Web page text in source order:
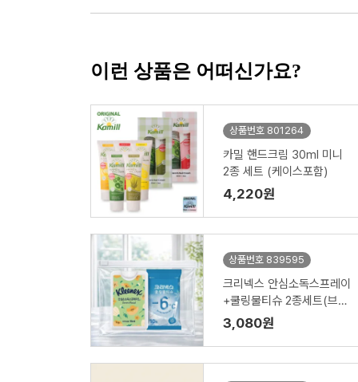
이런 상품은 어떠신가요?
상품번호 801264
카밀 핸드크림 30ml 미니
2종 세트 (케이스포함)
4,220원
상품번호 839595
크리넥스 안심소독스프레이
+쿨링물티슈 2종세트(브생
건 지퍼백)
3,080원